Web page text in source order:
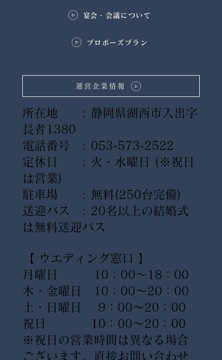
所在地 : 静岡県湖西市入出字
長者1380
電話番号 : 053-573-2522
定休日 : 火・水曜日
(※祝日
は営業)
駐車場 : 無料(250台完備)
送迎バス : 20名以上の結婚式
は無料送迎バス
【 ウエディング窓口 】
月曜日 10：00〜18：00
木・金曜日 10：00〜20：00
土・日曜日 9：00〜20：00
祝日 10：00〜20：00
※祝日の営業時間は異なる場合
ございます。直接お問い合わせ
運営企業情報
​宴会・会議について
プロポーズプラン